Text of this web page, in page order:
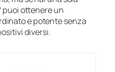
puoi ottenere un
e potente senza
diversi.